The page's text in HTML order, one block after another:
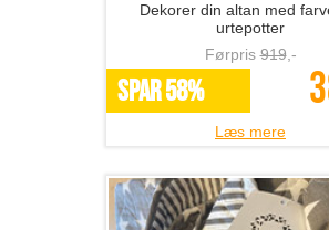
Dekorer din altan med
urtepotter
Førpris919,-
SPAR 58%
Læs mere